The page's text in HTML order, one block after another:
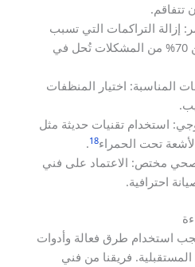
تتفاقم.
إزالة التراكمات التي تسبب
الانسداد. أكثر من 70% من المشكلات تُحل في
المناسبة: اختيار المنظفات
استخدام تقنيات حديثة مثل
تحت الحمراء18
.
صحي مختص: الاعتماد على فني
احترافية.
استخدام طرق فعالة وأدوات
المستقبلية. فريقنا من فني